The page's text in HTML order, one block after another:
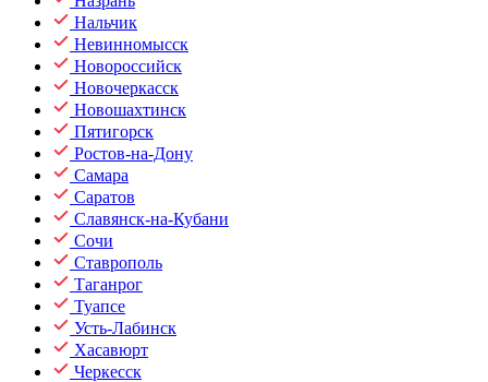
Нальчик
Невинномысск
Новороссийск
Новочеркасск
Новошахтинск
Пятигорск
Ростов-на-Дону
Самара
Саратов
Славянск-на-Кубани
Сочи
Ставрополь
Таганрог
Туапсе
Усть-Лабинск
Хасавюрт
Черкесск